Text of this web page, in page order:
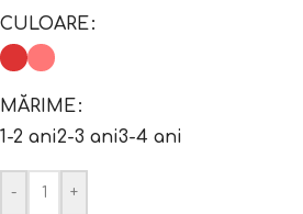
CULOARE
MĂRIME
1-2 ani2-3 ani3-4 ani
- +